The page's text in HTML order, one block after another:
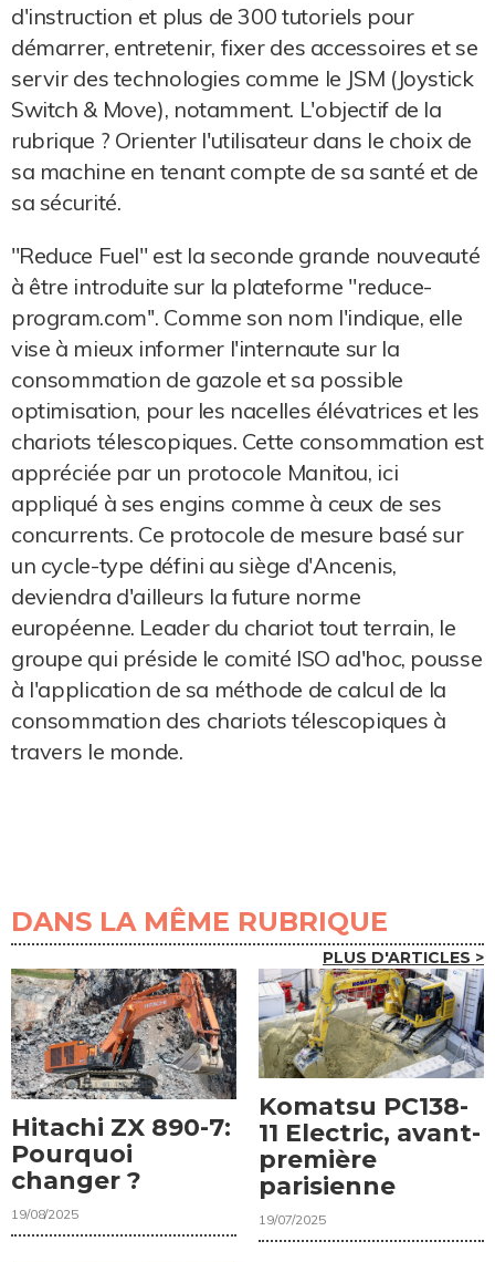
d'instruction et plus de 300 tutoriels pour
démarrer, entretenir, fixer des accessoires et se
servir des technologies comme le JSM (Joystick
Switch & Move), notamment. L'objectif de la
rubrique ? Orienter l'utilisateur dans le choix de
sa machine en tenant compte de sa santé et de
sa sécurité.
''Reduce Fuel'' est la seconde grande nouveauté
à être introduite sur la plateforme ''reduce-
program.com''. Comme son nom l'indique, elle
vise à mieux informer l'internaute sur la
consommation de gazole et sa possible
optimisation, pour les nacelles élévatrices et les
chariots télescopiques. Cette consommation est
appréciée par un protocole Manitou, ici
appliqué à ses engins comme à ceux de ses
concurrents. Ce protocole de mesure basé sur
un cycle-type défini au siège d'Ancenis,
deviendra d'ailleurs la future norme
européenne. Leader du chariot tout terrain, le
groupe qui préside le comité ISO ad'hoc, pousse
à l'application de sa méthode de calcul de la
consommation des chariots télescopiques à
travers le monde.
DANS LA MÊME RUBRIQUE
PLUS D'ARTICLES >
Hitachi ZX 890-7:
Pourquoi
changer ?
19/08/2025
Komatsu PC138-
11 Electric, avant-
première
parisienne
19/07/2025